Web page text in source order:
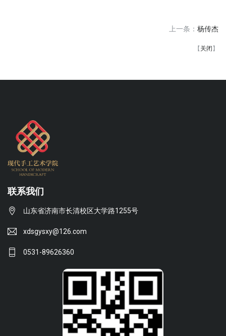
上一条： 杨传杰
【 关闭 】
联系我们
山东省济南市长清校区大学路1255号
xdsgysxy@126.com
0531-89626360